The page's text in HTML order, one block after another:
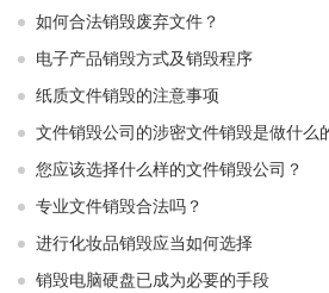
如何合法销毁废弃文件？
电子产品销毁方式及销毁程序
纸质文件销毁的注意事项
文件销毁公司的涉密文件销毁是做什么
您应该选择什么样的文件销毁公司？
专业文件销毁合法吗？
进行化妆品销毁应当如何选择
销毁电脑硬盘已成为必要的手段